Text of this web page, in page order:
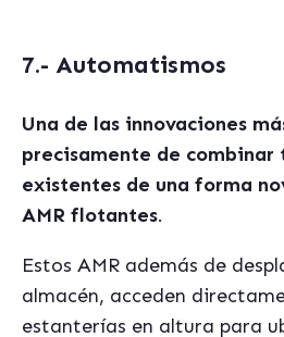
7.- Automatismos
Una de las innovaciones
precisamente de combinar
existentes de una forma
AMR flotantes.
Estos AMR además de
almacén, acceden
estanterías en altura para